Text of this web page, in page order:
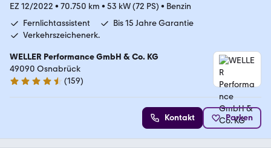
EZ 12/2022 • 70.750 km • 53 kW (72 PS) • Benzin
Fernlichtassistent
Bis 15 Jahre Garantie
Verkehrszeichenerk.
WELLER Performance GmbH & Co. KG
49090 Osnabrück
4.5 Sterne
(159)
Kontakt Parken